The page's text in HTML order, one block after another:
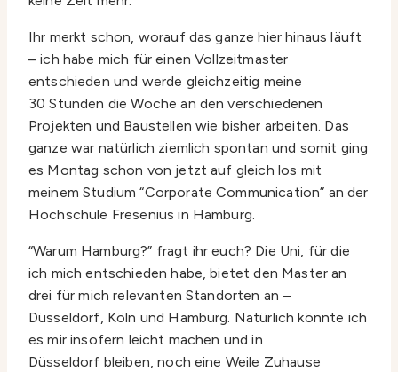
Ihr merkt schon, worauf das ganze hier hinaus läuft
– ich habe mich für einen Vollzeitmaster
entschieden und werde gleichzeitig meine
30 Stunden die Woche an den verschiedenen
Projekten und Baustellen wie bisher arbeiten. Das
ganze war natürlich ziemlich spontan und somit ging
es Montag schon von jetzt auf gleich los mit
meinem Studium “Corporate Communication” an der
Hochschule Fresenius in Hamburg.
“Warum Hamburg?” fragt ihr euch? Die Uni, für die
ich mich entschieden habe, bietet den Master an
drei für mich relevanten Standorten an –
Düsseldorf, Köln und Hamburg. Natürlich könnte ich
es mir insofern leicht machen und in
Düsseldorf bleiben, noch eine Weile Zuhause